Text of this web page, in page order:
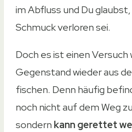
im Abfluss und Du
Schmuck verloren sei.
Doch es ist einen
Gegenstand wieder aus
fischen. Denn häufig
noch nicht auf dem Weg
sondernkann gerettet